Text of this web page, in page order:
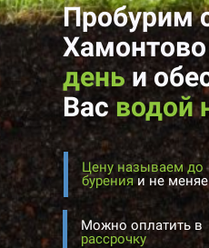
Пробурим
Хамонтово
деньи
Васводой
Цену называем до
буренияи не
Можно оплатить в
рассрочку